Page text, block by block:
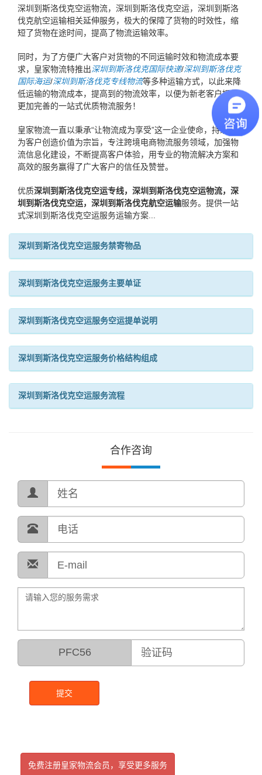
深圳到斯洛伐克空运物流，深圳到斯洛伐克空运，深圳到斯洛
伐克航空运输相关延伸服务，极大的保障了货物的时效性，缩
短了货物在途时间，提高了物流运输效率。
同时，为了方便广大客户对货物的不同运输时效和物流成本要
求，皇家物流特推出深圳到斯洛伐克国际快递/深圳到斯洛伐克
国际海运/深圳到斯洛伐克专线物流等多种运输方式，以此来降
低运输的物流成本，提高到的物流效率，以便为新老客户提供
更加完善的一站式优质物流服务！
皇家物流一直以秉承“让物流成为享受”这一企业使命，持续提升
为客户创造价值为宗旨，专注跨境电商物流服务领域，加强物
流信息化建设，不断提高客户体验，用专业的物流解决方案和
高效的服务赢得了广大客户的信任及赞誉。
优质深圳到斯洛伐克空运专线，深圳到斯洛伐克空运物流，深
圳到斯洛伐克空运，深圳到斯洛伐克航空运输服务。提供一站
式深圳到斯洛伐克空运服务运输方案...
深圳到斯洛伐克空运服务禁寄物品
深圳到斯洛伐克空运服务主要单证
深圳到斯洛伐克空运服务空运提单说明
深圳到斯洛伐克空运服务价格结构组成
深圳到斯洛伐克空运服务流程
合作咨询
PFC56
提交
免费注册皇家物流会员，享受更多服务